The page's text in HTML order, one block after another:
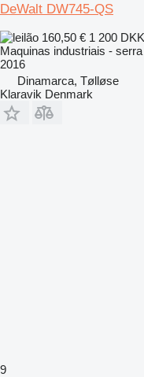
DeWalt DW745-QS
160,50 € 1 200 DKK
Maquinas industriais -
2016
Dinamarca, Tølløse
Klaravik Denmark
9